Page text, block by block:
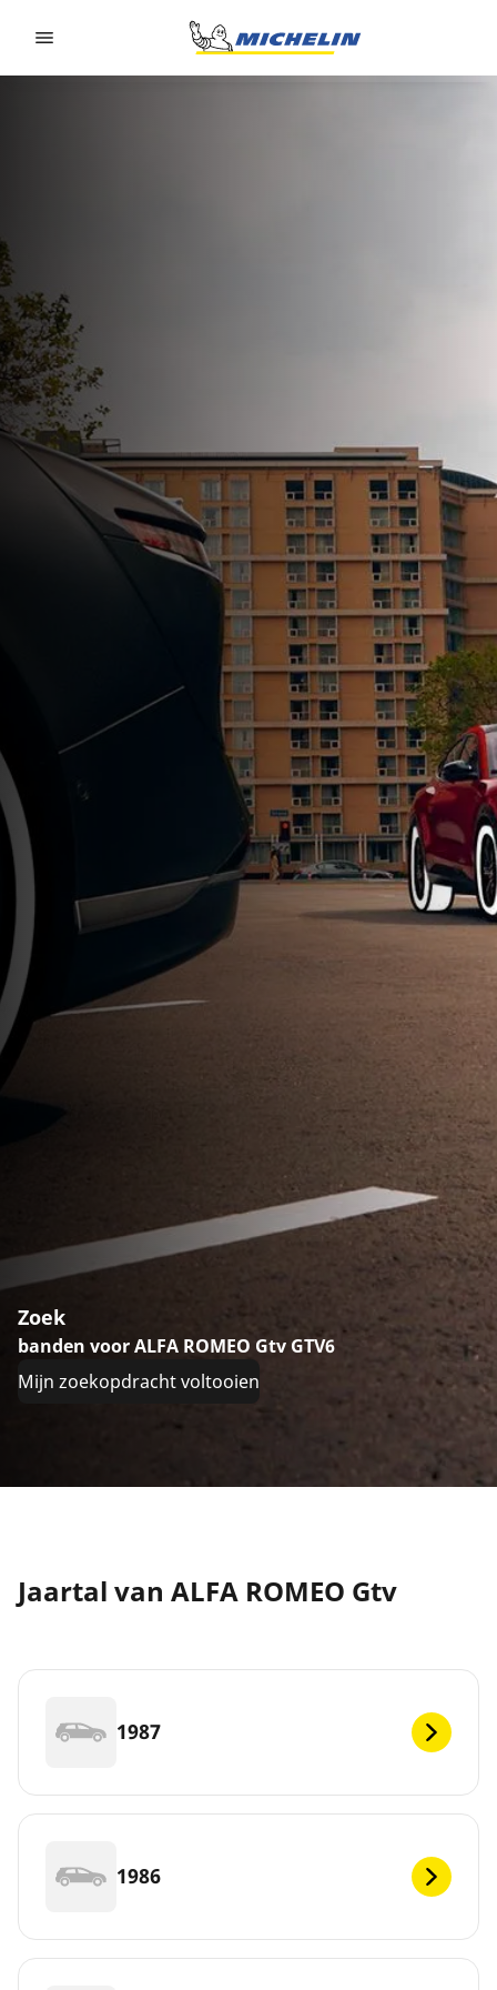
Zoek
banden voor ALFA ROMEO Gtv GTV6
Mijn zoekopdracht voltooien
Jaartal van ALFA ROMEO Gtv
1987
1986